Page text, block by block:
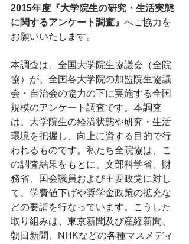
2015年度『大学院生の研究・生活実態
に関するアンケート調査』 へご協力を
お願いいたします。
本調査は、全国大学院生協議会（全院
協）が、全国各大学院の加盟院生協議
会・自治会の協力の下に実施する全国
規模のアンケート調査です。本調査
は、大学院生の経済状態や研究・生活
環境を把握し、向上に資する目的で行
われるものです。私たち全院協は、こ
の調査結果をもとに、文部科学省、財
務省、国会議員および主要政党に対し
て、学費値下げや奨学金政策の拡充な
どの要請を行なっています。こうした
取り組みは、東京新聞及び産経新聞、
朝日新聞、NHKなどの各種マスメディ